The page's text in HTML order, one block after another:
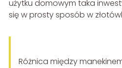
użytku domowym taka
się w prosty sposób w
Różnica między